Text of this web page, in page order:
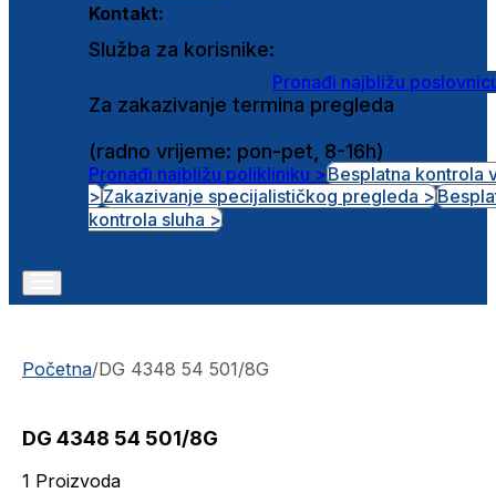
Kontakt:
Služba za korisnike:
Pronađi najbližu
Za zakazivanje termina pregleda
(radno vrijeme: pon-pet, 8-16h)
Pronađi najbližu polikliniku >Besplatna kontrola
>Zakazivanje specijalističkog pregleda >
kontrola sluha >
Početna/DG 4348 54 501/8G
DG 4348 54 501/8G
1 Proizvoda